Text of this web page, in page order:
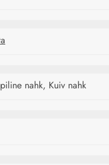
nahk, Kuiv nahk